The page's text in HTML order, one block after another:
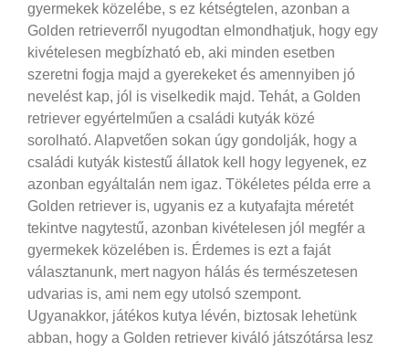
gyermekek közelébe, s ez kétségtelen, azonban a
Golden retrieverről nyugodtan elmondhatjuk, hogy egy
kivételesen megbízható eb, aki minden esetben
szeretni fogja majd a gyerekeket és amennyiben jó
nevelést kap, jól is viselkedik majd. Tehát, a Golden
retriever egyértelműen a családi kutyák közé
sorolható. Alapvetően sokan úgy gondolják, hogy a
családi kutyák kistestű állatok kell hogy legyenek, ez
azonban egyáltalán nem igaz. Tökéletes példa erre a
Golden retriever is, ugyanis ez a kutyafajta méretét
tekintve nagytestű, azonban kivételesen jól megfér a
gyermekek közelében is. Érdemes is ezt a faját
választanunk, mert nagyon hálás és természetesen
udvarias is, ami nem egy utolsó szempont.
Ugyanakkor, játékos kutya lévén, biztosak lehetünk
abban, hogy a Golden retriever kiváló játszótársa lesz